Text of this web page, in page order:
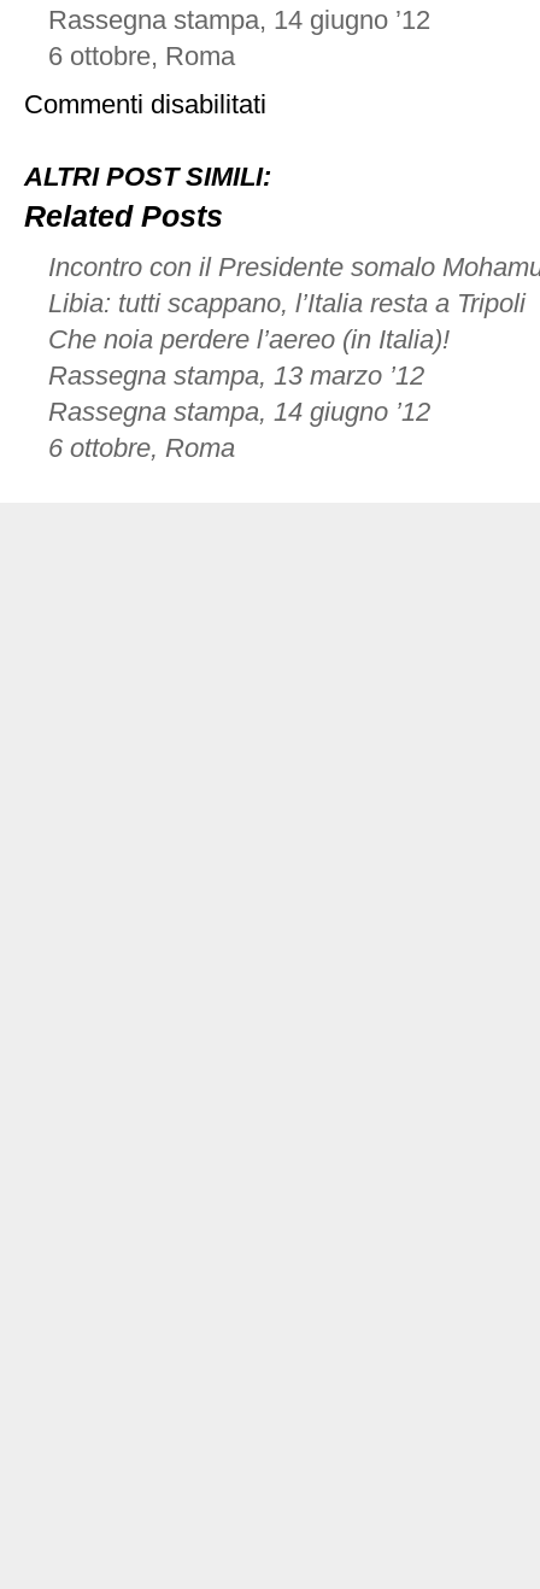
Rassegna stampa, 14 giugno ’12
6 ottobre, Roma
Commenti disabilitati
maggio
ALTRI POST SIMILI:
Related Posts
Incontro con il Presidente somalo
Libia: tutti scappano, l’Italia resta a Tripoli
Che noia perdere l’aereo (in Italia)!
Rassegna stampa, 13 marzo ’12
Rassegna stampa, 14 giugno ’12
6 ottobre, Roma